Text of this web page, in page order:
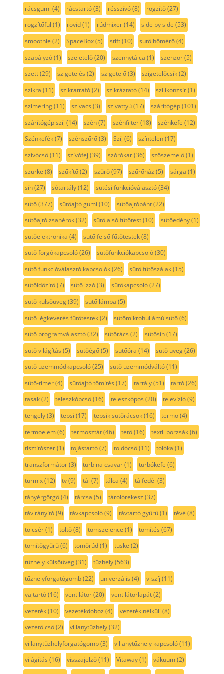
rácsgumi (4) rácstartó(3) résszívó(8) rögzítő(27)
rögzítőfül (1) rövid(1) rúdmixer(14) side by side (53)
smoothie (2) SpaceBox(5) stift(10) sutő hőmérő(4)
szabályzó(1) szeletelő(20) szennytálca (1) szenzor(5)
szett(29) szigetelés (2) szigetelő(3) szigetelőcsík(2)
szikra (11) szikratrafó(2) szikráztató(14) szilikonzsír(1)
szimering(11) szivacs (3) szivattyú(17) szárítógép(101)
szárítógép szíj (14) szén(7) szénfilter(18) szénkefe (12)
Szénkefék(7) szénszűrő(3) Szíj (6) színtelen(17)
szívócső(11) szívófej (39) szórókar(36) szöszemelő(1)
szürke (8) szűkítő(2) szűrő(97) szűrőház (5) sárga (1)
sín(27) sótartály(12) sütési funkcióválasztó(34)
sütő(377) sütőajtó gumi (10) sütőajtópánt(22)
sütőajtó zsanérok(32) sütő alsó fűtőtest(10) sütőedény(1)
sütőelektronika (4) sütő felső fűtőtestek(8)
sütő forgókapcsoló(26) sütőfunkciókapcsoló(30)
sütő funkcióválasztó kapcsolók(26) sütő fűtőszálak(15)
sütőidőzítő(7) sütő izzó(3) sütőkapcsoló(27)
sütő külsőüveg(39) sütő lámpa (5)
sütő légkeverés fűtőtestek(2) sütőmikrohullámú sütő(6)
sütő programválasztó(32) sütőrács (2) sütősín(17)
sütő világítás (5) sütőégő(5) sütőóra (14) sütő üveg(26)
sütő üzemmódkapcsoló(25) sütő üzemmódváltó(11)
sűtő-timer(4) sűtőajtó tömítés (17) tartály(51) tartó(26)
tasak(2) teleszkópcső(16) teleszkópos (20) televízió(9)
tengely(3) tepsi (17) tepsik sütőrácsok(16) termo(4)
termoelem(6) termosztát(46) tető(16) textil porzsák(6)
tisztítószer(1) tojástartó(7) toldócső(11) tolóka (1)
transzformátor(3) turbina csavar(1) turbókefe (6)
turmix(12) tv(9) tál (7) tálca (4) tálfedél (3)
tányérgörgő(4) tárcsa (5) tárolórekesz (37)
távirányító(9) távkapcsoló(9) távtartó gyűrű(1) tévé (8)
tölcsér(1) töltő(8) tömszelence (1) tömítés (67)
tömítőgyűrű(6) tömőrúd(1) tüske (2)
tüzhely külsőüveg(31) tűzhely(563)
tűzhelyforgatógomb(22) univerzális (4) v-szíj (11)
vajtartó(16) ventilátor(20) ventilátorlapát(2)
vezeték(10) vezetékdoboz (4) vezeték nélküli (8)
vezető cső(2) villanytűzhely(32)
villanytűzhelyforgatógomb(3) villanytűzhely kapcsoló(11)
világítás (16) visszajelző(11) Vitaway(1) vákuum(2)